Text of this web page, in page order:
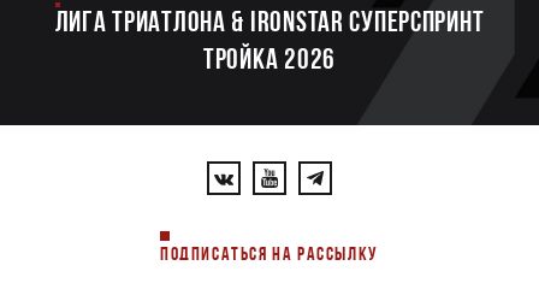
ЛИГА ТРИАТЛОНА & IRONSTAR СУПЕРСПРИНТ
ТРОЙКА 2026
ПОДПИСАТЬСЯ НА РАССЫЛКУ